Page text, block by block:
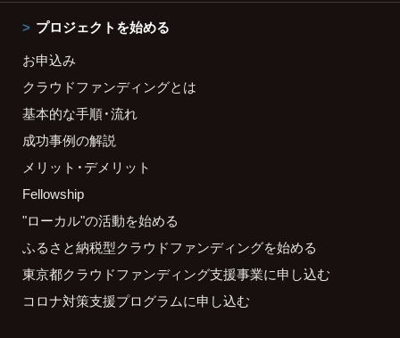
プロジェクトを始める
お申込み
クラウドファンディングとは
基本的な手順・流れ
成功事例の解説
メリット・デメリット
Fellowship
"ローカル"の活動を始める
ふるさと納税型クラウドファンディングを始める
東京都クラウドファンディング支援事業に申し込む
コロナ対策支援プログラムに申し込む